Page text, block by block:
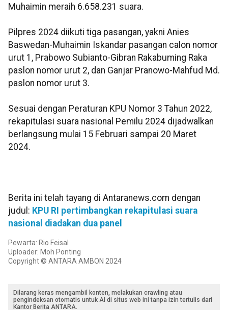
Muhaimin meraih 6.658.231 suara.
Pilpres 2024 diikuti tiga pasangan, yakni Anies
Baswedan-Muhaimin Iskandar pasangan calon nomor
urut 1, Prabowo Subianto-Gibran Rakabuming Raka
paslon nomor urut 2, dan Ganjar Pranowo-Mahfud Md.
paslon nomor urut 3.
Sesuai dengan Peraturan KPU Nomor 3 Tahun 2022,
rekapitulasi suara nasional Pemilu 2024 dijadwalkan
berlangsung mulai 15 Februari sampai 20 Maret
2024.
Berita ini telah tayang di Antaranews.com dengan
judul: KPU RI pertimbangkan rekapitulasi suara
nasional diadakan dua panel
Pewarta: Rio Feisal
Uploader: Moh Ponting
Copyright © ANTARA AMBON 2024
Dilarang keras mengambil konten, melakukan crawling atau
pengindeksan otomatis untuk AI di situs web ini tanpa izin tertulis dari
Kantor Berita ANTARA.